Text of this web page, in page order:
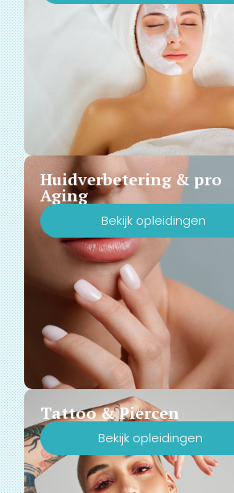
Huidverbetering & pro
Aging
Bekijk opleidingen
Tattoo & Piercen
Bekijk opleidingen